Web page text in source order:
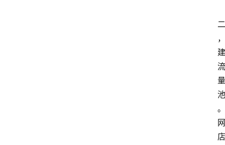
二
，
建
流
量
池
。
网
店